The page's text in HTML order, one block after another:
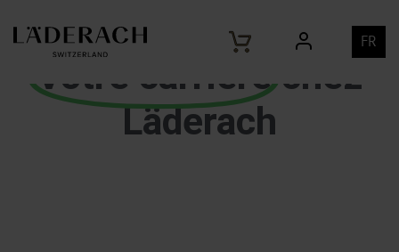
FR
Votre carrière chez
Läderach